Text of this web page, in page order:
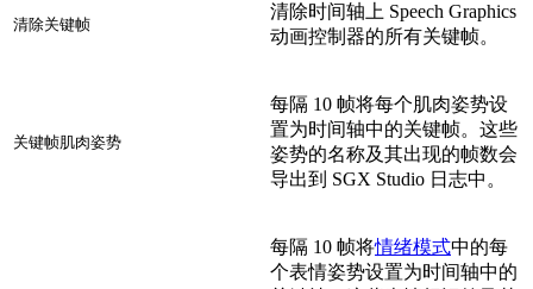
清除关键帧
清除时间轴上 Speech Graphics
动画控制器的所有关键帧。
关键帧肌肉姿势
每隔 10 帧将每个肌肉姿势设
置为时间轴中的关键帧。这些
姿势的名称及其出现的帧数会
导出到 SGX Studio 日志中。
每隔 10 帧将情绪模式中的每
个表情姿势设置为时间轴中的